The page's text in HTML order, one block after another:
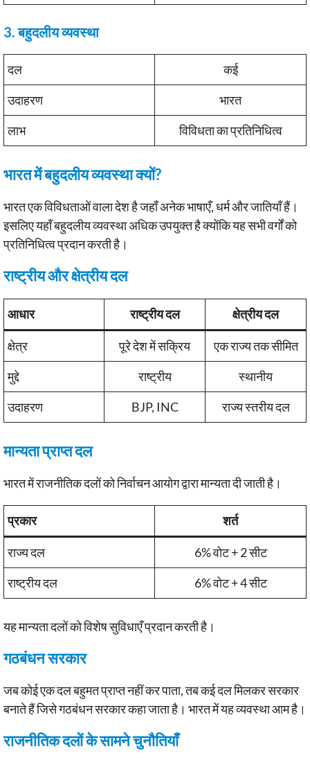
3. बहुदलीय व्यवस्था
दल
कई
उदाहरण
भारत
लाभ
विविधता का प्रतिनिधित्व
भारत में बहुदलीय व्यवस्था क्यों?
भारत एक विविधताओं वाला देश है जहाँ अनेक भाषाएँ, धर्म और जातियाँ हैं।
इसलिए यहाँ बहुदलीय व्यवस्था अधिक उपयुक्त है क्योंकि यह सभी वर्गों को
प्रतिनिधित्व प्रदान करती है।
राष्ट्रीय और क्षेत्रीय दल
आधार राष्ट्रीय दल क्षेत्रीय दल
क्षेत्र पूरे देश में सक्रिय
एक राज्य तक सीमित
मुद्दे
राष्ट्रीय
स्थानीय
उदाहरण
BJP, INC राज्य स्तरीय दल
मान्यता प्राप्त दल
भारत में राजनीतिक दलों को निर्वाचन आयोग द्वारा मान्यता दी जाती है।
प्रकार शर्त
राज्य दल
6% वोट + 2 सीट
राष्ट्रीय दल
6% वोट + 4 सीट
यह मान्यता दलों को विशेष सुविधाएँ प्रदान करती है।
गठबंधन सरकार
जब कोई एक दल बहुमत प्राप्त नहीं कर पाता, तब कई दल मिलकर सरकार
बनाते हैं जिसे गठबंधन सरकार कहा जाता है। भारत में यह व्यवस्था आम है।
राजनीतिक दलों के सामने चुनौतियाँ